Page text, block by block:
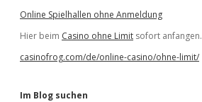
Online Spielhallen ohne Anmeldung
Hier beim Casino ohne Limit sofort anfangen.
casinofrog.com/de/online-casino/ohne-limit/
Im Blog suchen